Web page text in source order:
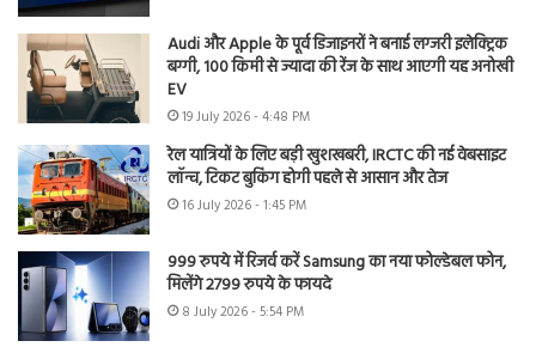
Audi और Apple के पूर्व डिजाइनरों ने बनाई लग्जरी इलेक्ट्रिक
बग्गी, 100 किमी से ज्यादा की रेंज के साथ आएगी यह अनोखी
EV
19 July 2026 - 4:48 PM
रेल यात्रियों के लिए बड़ी खुशखबरी, IRCTC की नई वेबसाइट
लॉन्च, टिकट बुकिंग होगी पहले से आसान और तेज
16 July 2026 - 1:45 PM
999 रुपये में रिजर्व करें Samsung का नया फोल्डेबल फोन,
मिलेंगे 2799 रुपये के फायदे
8 July 2026 - 5:54 PM